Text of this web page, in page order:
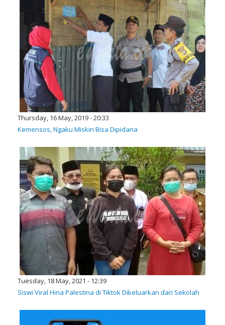
Thursday, 16 May, 2019 - 20:33
Kemensos, Ngaku Miskin Bisa Dipidana
Tuesday, 18 May, 2021 - 12:39
Siswi Viral Hina Palestina di Tiktok Dikeluarkan dari Sekolah